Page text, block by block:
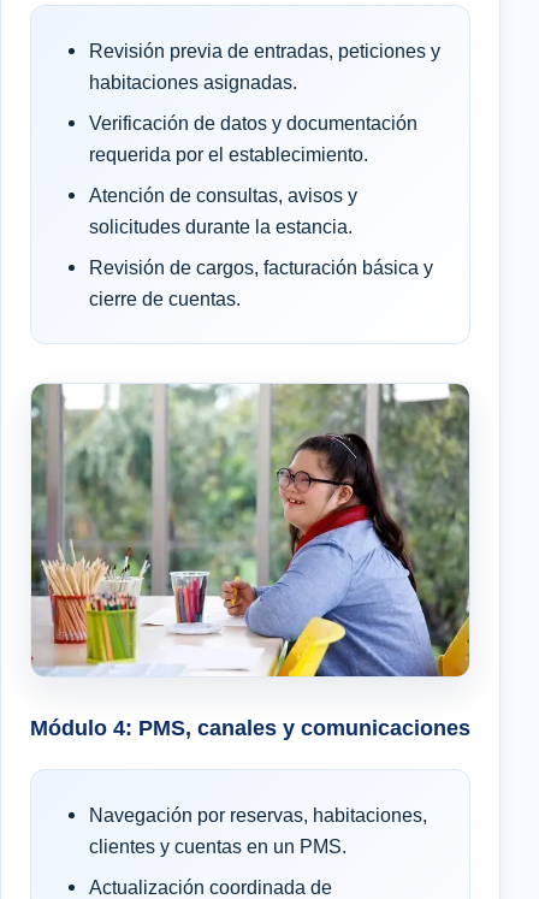
Revisión previa de entradas, peticiones y
habitaciones asignadas.
Verificación de datos y documentación
requerida por el establecimiento.
Atención de consultas, avisos y
solicitudes durante la estancia.
Revisión de cargos, facturación básica y
cierre de cuentas.
Módulo 4: PMS, canales y comunicaciones
Navegación por reservas, habitaciones,
clientes y cuentas en un PMS.
Actualización coordinada de